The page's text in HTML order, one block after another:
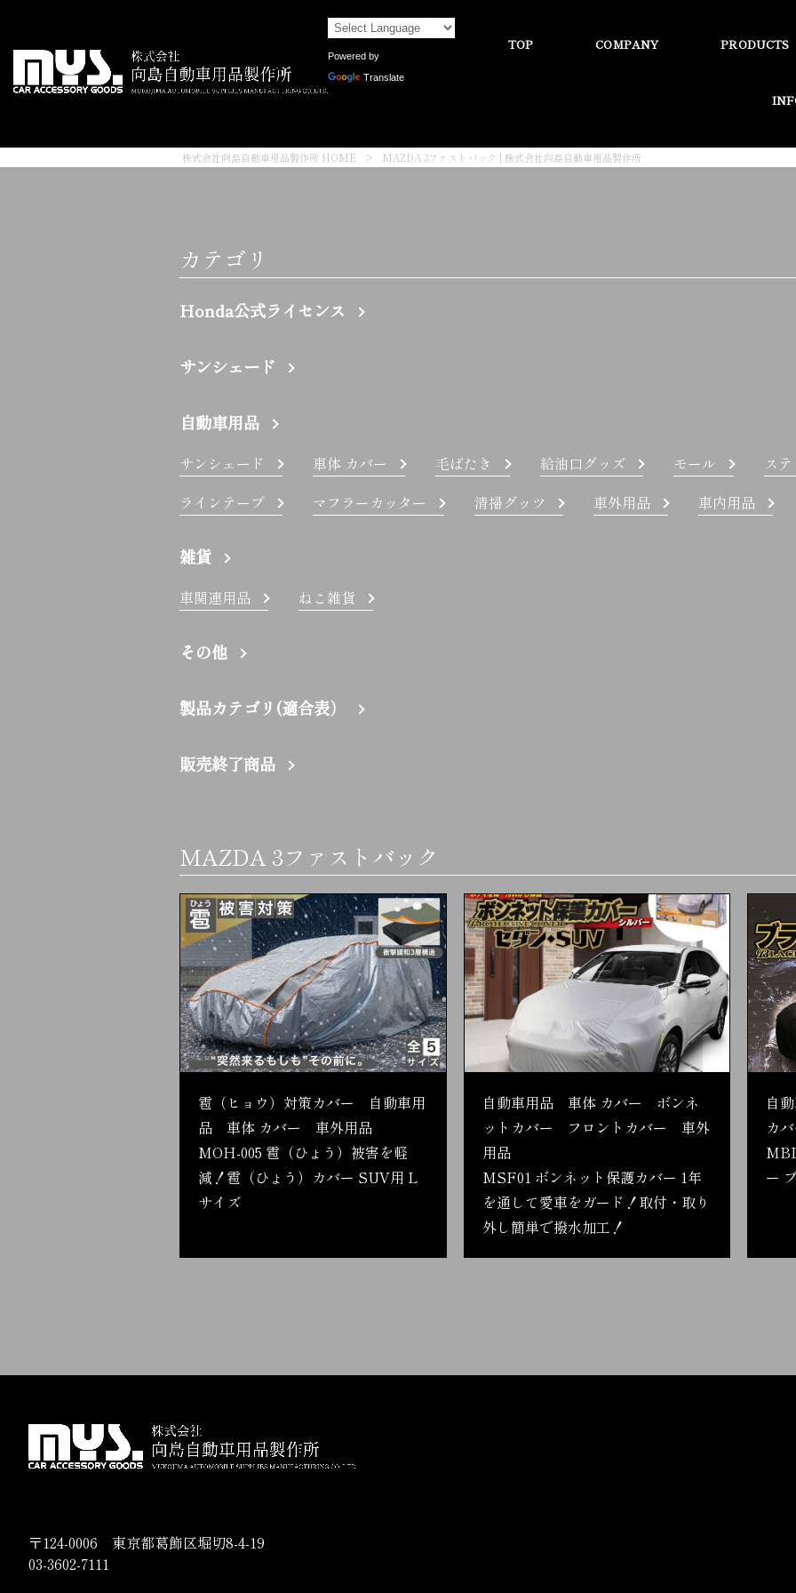
Powered by
Translate
TOP COMPANY PRODUCTS
株式会社向島自動車用品製作所 HOME > MAZDA 3ファストバック | 株式会社向島自動車用品製作所
カテゴリ
Honda公式ライセンス
サンシェード
自動車用品
サンシェード 車体 カバー 毛ばたき 給油口グッズ モール
ス
ラインテープ
マフラーカッター 清掃グッツ 車外用品 車内用品
雑貨
車関連用品 ねこ雑貨
その他
製品カテゴリ(適合表）
販売終了商品
MAZDA 3ファストバック
雹（ヒョウ）対策カバー 自動車用
品 車体 カバー 車外用品
MOH-005 雹（ひょう）被害を軽
減！雹（ひょう）カバー SUV用 L
サイズ
自動車用品 車体 カバー ボンネ
ットカバー フロントカバー 車外
用品
MSF01 ボンネット保護カバー 1年
を通して愛車をガード！取付・取り
外し簡単で撥水加工！
自
カ
ー
〒124-0006 東京都葛飾区堀切8-4-19
03-3602-7111